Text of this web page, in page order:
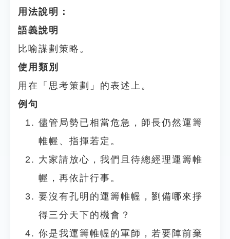
用法說明：
語義說明
比喻謀劃策略。
使用類別
用在「思考策劃」的表述上。
例句
儘管局勢已相當危急，師長仍然運籌
帷幄、指揮若定。
大家請放心，我們且待總經理運籌帷
幄，再依計行事。
要沒有孔明的運籌帷幄，劉備哪來掙
得三分天下的機會？
你是我運籌帷幄的軍師，若要陣前棄